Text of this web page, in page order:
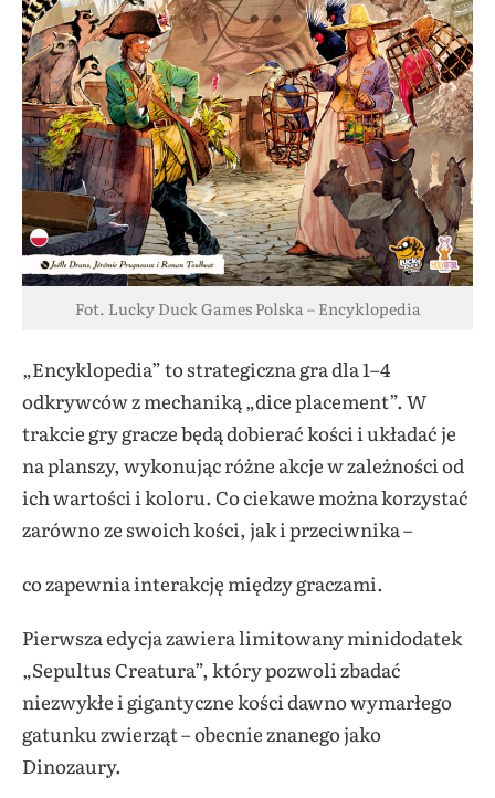
Fot. Lucky Duck Games Polska – Encyklopedia
„Encyklopedia” to strategiczna gra dla 1–4
odkrywców z mechaniką „dice placement”. W
trakcie gry gracze będą dobierać kości i układać je
na planszy, wykonując różne akcje w zależności od
ich wartości i koloru. Co ciekawe można korzystać
zarówno ze swoich kości, jak i przeciwnika –
co zapewnia interakcję między graczami.
Pierwsza edycja zawiera limitowany minidodatek
„Sepultus Creatura”, który pozwoli zbadać
niezwykłe i gigantyczne kości dawno wymarłego
gatunku zwierząt – obecnie znanego jako
Dinozaury.